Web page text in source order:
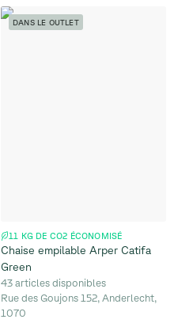
DANS LE OUTLET
11 KG DE CO2 ÉCONOMISÉ
Chaise empilable Arper Catifa
Green
43 articles disponibles
Rue des Goujons 152, Anderlecht,
1070